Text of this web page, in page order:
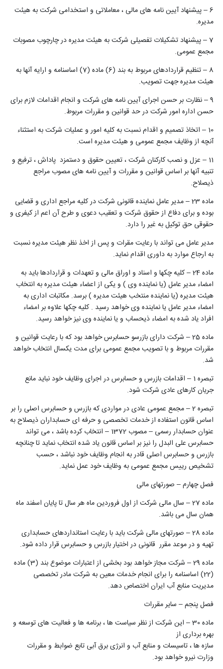
6 – پیشنهاد آیین نامه های مالی ، معاملاتی و استخدامی شرکت به هیئت
مدیره.
7 – پیشنهاد تشکیلات تفصیلی شرکت به هیئت مدیره در چارچوب مصوبات
مجمع عمومی.
8 – تنظیم قراردادهای مربوط به بند (6) ماده (7) اساسنامه و ارایه آنها به
هیئت مدیره جهت تصویب.
9 – نظارت بر حسن اجرای آیین نامه های شرکت و انجام اقدامات لازم برای
حسن اداره امور شرکت در حد قوانین و مقررات مربوط.
10 – اتخاذ تصمیم و اقدام نسبت به کلیه امور و عملیات شرکت به استثناء
آنچه از وظایف مجمع عمومی و هیئت مدیره است.
11 – عزل و نصب کارکنان شرکت ، تعیین حقوق و دستمزد پاداش ، ترفیع و
تنبیه آنها بر اساس قوانین و مقررات و آیین نامه های مصوب مراجع
ذیصلاح.
ماده 23 – مدیر عامل نماینده قانونی شرکت در کلیه مراجع اداری و قضایی
بوده و برای دفاع از حقوق شرکت و تعقیب دعوی و طرح آن اعم از کیفری و
حقوقی حق توکیل به غیر را دارد.
مدیر عامل می تواند با رعایت مقرات و پس از اخذ نظر هیئت مدیره نسبت
به ارجاع موارد به داوری اقدام نماید.
ماده 24 – کلیه چکها و اسناد و اوراق مالی و تعهدات و قراردادها باید به
امضاء مدیر عامل (یا نماینده وی ) و یکی از اعضاء هیئت مدیره به انتخاب
هیئت مدیره (یا نماینده منتخب هیئت مدیره ) برسد. مکاتبات اداری به
امضاء مدیر عامل یا نماینده وی خواهد رسید . کلیه چکها علاوه بر امضاء
افراد یاد شده به امضاء ذیحساب و یا نماینده وی نیز خواهد رسید.
ماده 25 – شرکت دارای بازرسو حسابرس خواهد بود که با رعایت قوانین و
مقررات مربوط و با تصویب مجمع عمومی برای مدت یکسال انتخاب خواهد
شد.
تبصره 1 – اقدامات بازرس و حسابرس در اجرای وظایف خود نباید مانع
جریان کارهای عادی شرکت شود.
تبصره 2 – مجمع عمومی عادی در مواردی که بازرس و حسابرس اصلی را بر
اساس قانون استفاده از خدمات تخصصی و حرفه ای حسابداران ذیصلاح به
عنوان حسابدار رسمی – مصوب 1372 – انتخاب کرده باشد ، می تواند
حسابرس علی البدل را نیز بر اساس قانون یاد شده انتخاب نماید تا چنانچه
بازرس و حسابرس اصلی قادر به انجام وظایف خود نباشد ، حسب
تشخیص رییس مجمع عمومی به وظایف خود عمل نماید.
فصل چهارم – صورتهای مالی
ماده 27 – سال مالی شرکت از اول فروردین ماه هر سال تا پایان اسفند ماه
همان سال می باشد.
ماده 28 – صورتهای مالی شرکت باید با رعایت استانداردهای حسابداری
تهیه و در موعد مقرر قانونی در اختیار بازرس و حسابرس قرار داده شود.
ماده 29 – شرکت مجاز خواهد بود بخشی از اعتبارات موضوع بند (3) ماده
(22) اساسنامه را برای انجام خدمات معین به شرکت مادر تخصصی
مدیریت منابع آب ایران اختصاص دهد.
فصل پنجم – سایر مقررات
ماده 30 – این شرکت از نظر سیاست ها ، برنامه ها و فعالیت های توسعه و
بهره برداری از
سازه ها ، تاسیسات و منابع آب و انرژی برق آبی تابع ضوابط و مقررات
وزارت نیرو خواهد بود.